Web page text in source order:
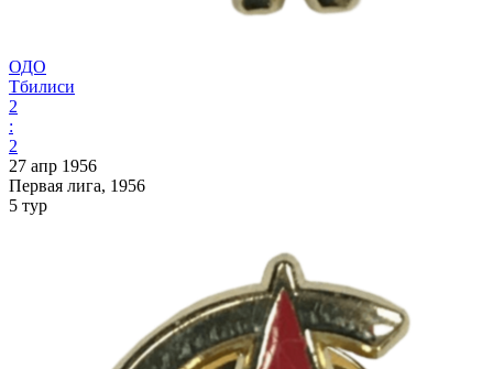
ОДО
Тбилиси
2
:
2
27 апр 1956
Первая лига, 1956
5 тур